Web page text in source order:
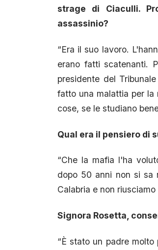
strage di Ciaculli.
assassinio?
“Era il suo lavoro.
erano fatti scatenanti.
presidente del
fatto una malattia per la
cose, se le studiano
Qual era il pensiero di
“Che la mafia l'ha
dopo 50 anni non si sa
Calabria e non
Signora Rosetta,
“È stato un padre